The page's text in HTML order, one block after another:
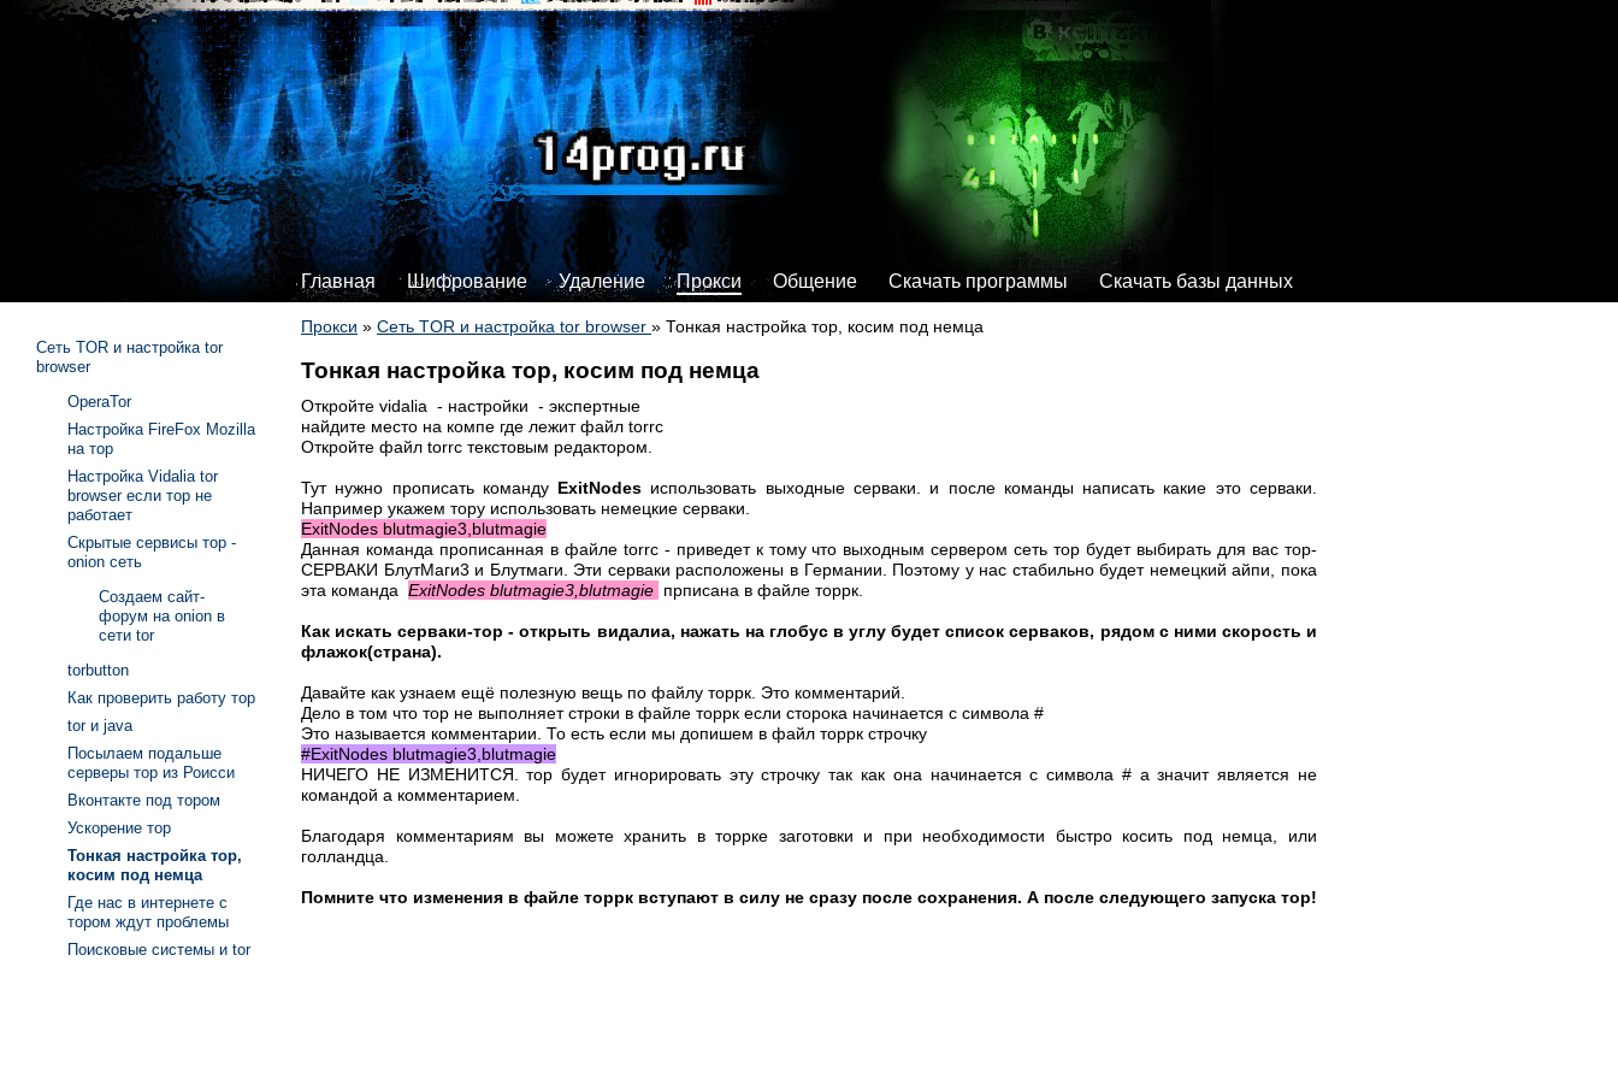
Главная Шифрование Удаление Прокси Общение Скачать программы Скачать базы данных
Прокси » Сеть TOR и настройка tor browser » Тонкая настройка тор, косим под немца
Тонкая настройка тор, косим под немца
Откройте vidalia - настройки - экспертные
найдите место на компе где лежит файл torrc
Откройте файл torrc текстовым редактором.
Тут нужно прописать команду ExitNodes использовать выходные серваки. и после команды написать какие это серваки.
Например укажем тору использовать немецкие серваки.
ExitNodes blutmagie3,blutmagie
Данная команда прописанная в файле torrc - приведет к тому что выходным сервером сеть тор будет выбирать для вас тор-
СЕРВАКИ БлутМаги3 и Блутмаги. Эти серваки расположены в Германии. Поэтому у нас стабильно будет немецкий айпи, пока
эта команда ExitNodes blutmagie3,blutmagie прписана в файле торрк.
Как искать серваки-тор - открыть видалиа, нажать на глобус в углу будет список серваков, рядом с ними скорость и
флажок(страна).
Давайте как узнаем ещё полезную вещь по файлу торрк. Это комментарий.
Дело в том что тор не выполняет строки в файле торрк если сторока начинается с символа #
Это называется комментарии. То есть если мы допишем в файл торрк строчку
#ExitNodes blutmagie3,blutmagie
НИЧЕГО НЕ ИЗМЕНИТСЯ. тор будет игнорировать эту строчку так как она начинается с символа # а значит является не
командой а комментарием.
Благодаря комментариям вы можете хранить в торрке заготовки и при необходимости быстро косить под немца, или
голландца.
Помните что изменения в файле торрк вступают в силу не сразу после сохранения. А после следующего запуска тор!
Сеть TOR и настройка tor
browser
OperaTor
Настройка FireFox Mozilla
на тор
Настройка Vidalia tor
browser если тор не
работает
Скрытые сервисы тор -
onion сеть
Создаем сайт-
форум на onion в
сети tor
torbutton
Как проверить работу тор
tor и java
Посылаем подальше
серверы тор из Роисси
Вконтакте под тором
Ускорение тор
Тонкая настройка тор,
косим под немца
Где нас в интернете с
тором ждут проблемы
Поисковые системы и tor